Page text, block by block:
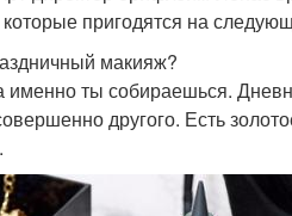
пригодятся на
макияж?
именно ты собираешься.
другого. Есть